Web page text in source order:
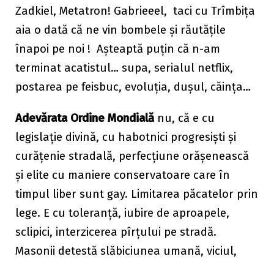
Zadkiel, Metatron! Gabrieeel, taci cu Trîmbița
aia o dată că ne vin bombele și răutățile
înapoi pe noi ! Așteaptă puțin că n-am
terminat acatistul… supa, serialul netflix,
postarea pe feisbuc, evoluția, dușul, căința…
Adevărata Ordine Mondialănu, că e cu
legislație divină, cu habotnici progresiști și
curățenie stradală, perfecțiune orășenească
și elite cu maniere conservatoare care în
timpul liber sunt gay. Limitarea păcatelor prin
lege. E cu toleranță, iubire de aproapele,
sclipici, interzicerea pîrțului pe stradă.
Masonii detestă slăbiciunea umană, viciul,